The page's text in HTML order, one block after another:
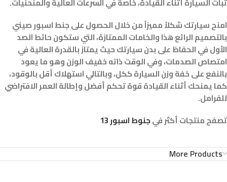
امنح سيارتك شكلاً مميزاً من خلال الحصول على جنط اسبور صيني
بالتصميم الرائع هذا والخامات الممتازة، التي ستكون حائط الصد
الأول في الحفاظ على بدن سيارتك حيث يمتاز بالقدرة العالية في
امتصاص الصدمات، وفي الوقت ذاته خفيف الوزن وهو ما يعود
بالنفع على خفة وزن السيارة ككل، وبالتالي استهلاك أقل بالوقود،
كما يمنحك أثناء القيادة قوة تحكم أفضل وإطالة العمر الافتراضي
للفرامل.
تصفح منتجات أكثر فيجنوط اسبور 13
More Products